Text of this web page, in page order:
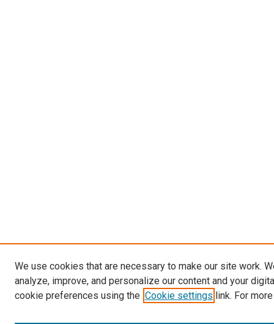
We use cookies that are necessary to make our site work.
analyze, improve, and personalize our content and your
cookie preferences using the Cookie settings link. For